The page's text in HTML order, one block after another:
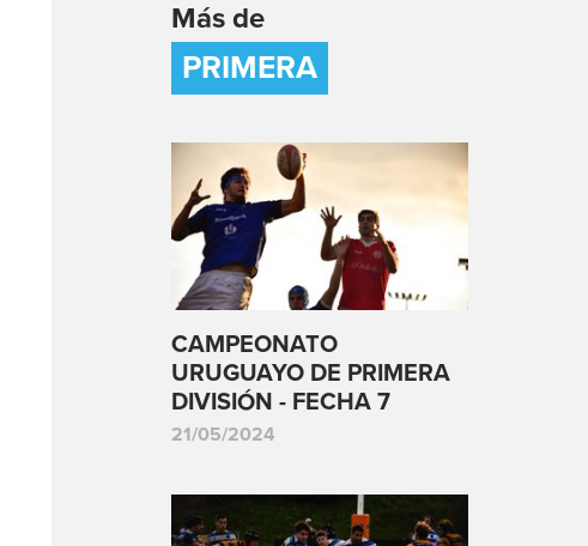
Más de
PRIMERA
CAMPEONATO
URUGUAYO DE PRIMERA
DIVISIÓN - FECHA 7
21/05/2024